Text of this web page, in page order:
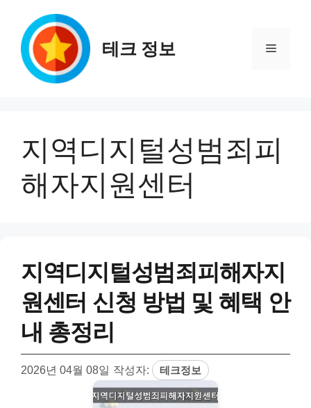
테크 정보 메
지역디지털성범죄피
해자지원센터
지역디지털성범죄피해자지
원센터 신청 방법 및 혜택 안
내 총정리
2026년 04월 08일 작성자: 테크정보